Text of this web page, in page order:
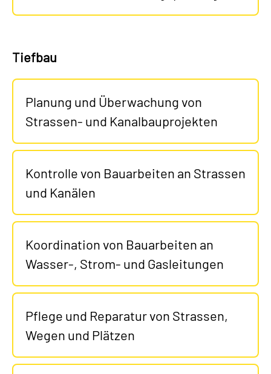
Tiefbau
Planung und Überwachung von
Strassen- und Kanalbauprojekten
Kontrolle von Bauarbeiten an Strassen
und Kanälen
Koordination von Bauarbeiten an
Wasser-, Strom- und Gasleitungen
Pflege und Reparatur von Strassen,
Wegen und Plätzen